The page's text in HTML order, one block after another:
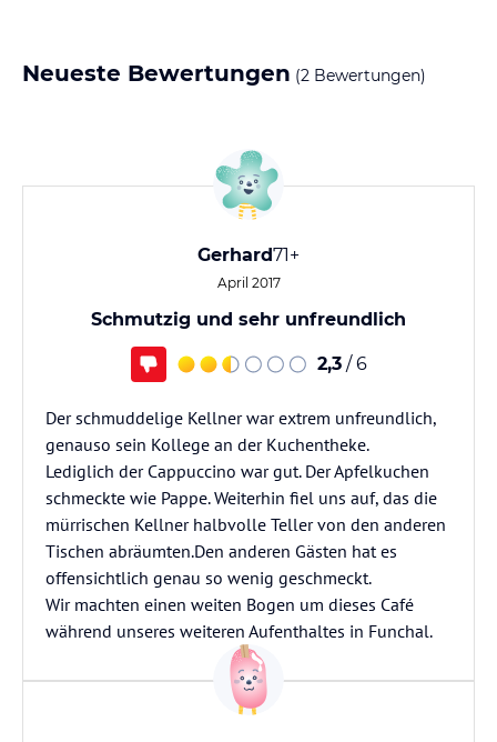
Neueste Bewertungen (2 Bewertungen)
Gerhard71+
April 2017
Schmutzig und sehr unfreundlich
2,3 / 6
Der schmuddelige Kellner war extrem unfreundlich,
genauso sein Kollege an der Kuchentheke.
Lediglich der Cappuccino war gut. Der Apfelkuchen
schmeckte wie Pappe. Weiterhin fiel uns auf, das die
mürrischen Kellner halbvolle Teller von den anderen
Tischen abräumten.Den anderen Gästen hat es
offensichtlich genau so wenig geschmeckt.
Wir machten einen weiten Bogen um dieses Café
während unseres weiteren Aufenthaltes in Funchal.